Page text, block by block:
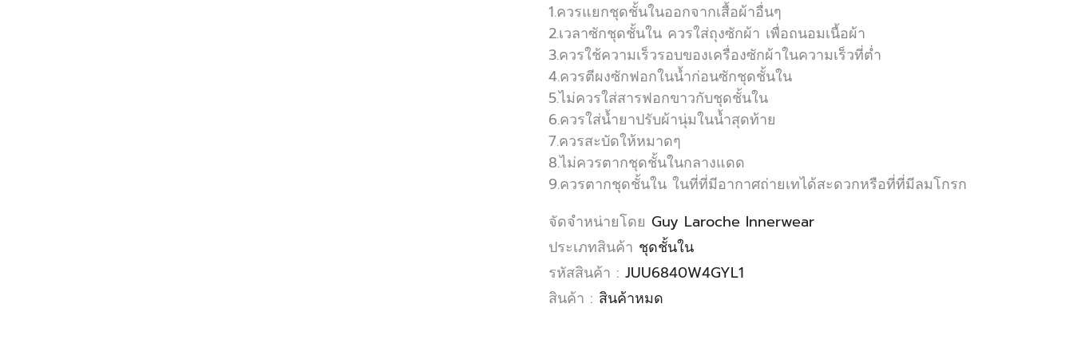
1.ควรแยกชุดชั้นในออกจากเสื้อผ้าอื่นๆ
2.เวลาซักชุดชั้นใน ควรใส่ถุงซักผ้า เพื่อถนอมเนื้อผ้า
3.ควรใช้ความเร็วรอบของเครื่องซักผ้าในความเร็วที่ต่ำ
4.ควรตีผงซักฟอกในน้ำก่อนซักชุดชั้นใน
5.ไม่ควรใส่สารฟอกขาวกับชุดชั้นใน
6.ควรใส่น้ำยาปรับผ้านุ่มในน้ำสุดท้าย
7.ควรสะบัดให้หมาดๆ
8.ไม่ควรตากชุดชั้นในกลางแดด
9.ควรตากชุดชั้นใน ในที่ที่มีอากาศถ่ายเทได้สะดวกหรือที่ที่มีลมโกรก
จัดจำหน่ายโดย Guy Laroche Innerwear
ประเภทสินค้า ชุดชั้นใน
รหัสสินค้า : JUU6840W4GYL1
สินค้า : สินค้าหมด